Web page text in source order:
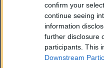
confirm your
continue seeing
information
further disclosure
participants. This
Downstream